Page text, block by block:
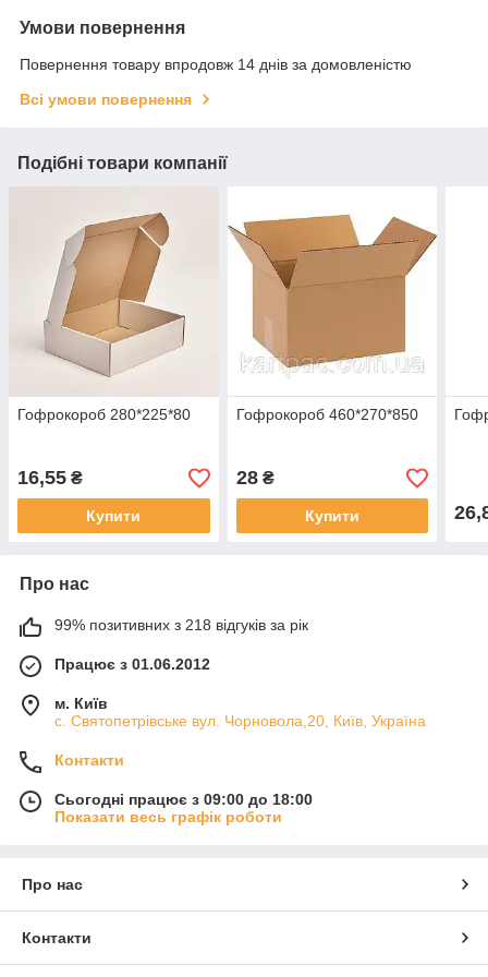
Умови повернення
Повернення товару впродовж 14 днів за домовленістю
Всі умови повернення
Подібні товари компанії
Гофрокороб 280*225*80
16,55 ₴
Купити
Гофрокороб 460*270*850
28₴
Купити
Про нас
99% позитивних з 218 відгуків за рік
Працює з 01.06.2012
м. Київ
с. Святопетрівське вул. Чорновола,20, Київ, Україна
Контакти
Сьогодні працює з 09:00 до 18:00
Показати весь графік роботи
Про нас
Контакти